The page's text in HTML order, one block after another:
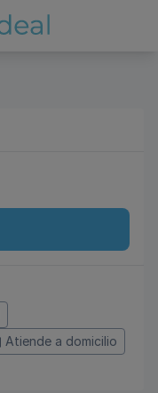
Atiende a domicilio